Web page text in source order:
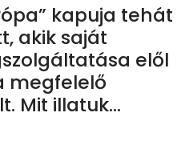
kapuja tehát
akik saját
elől
megfelelő
Mit illatuk...